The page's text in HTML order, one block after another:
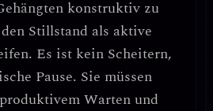
konstruktiv zu
Stillstand als aktive
Es ist kein Scheitern,
Pause. Sie müssen
Warten und